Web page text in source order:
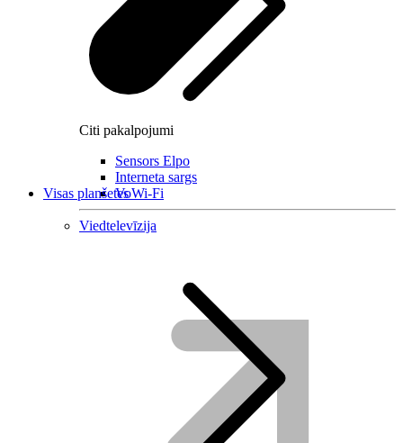
Citi pakalpojumi
Sensors Elpo
Interneta sargs
VoWi-Fi
Viedtelevīzija
Visas planšetes